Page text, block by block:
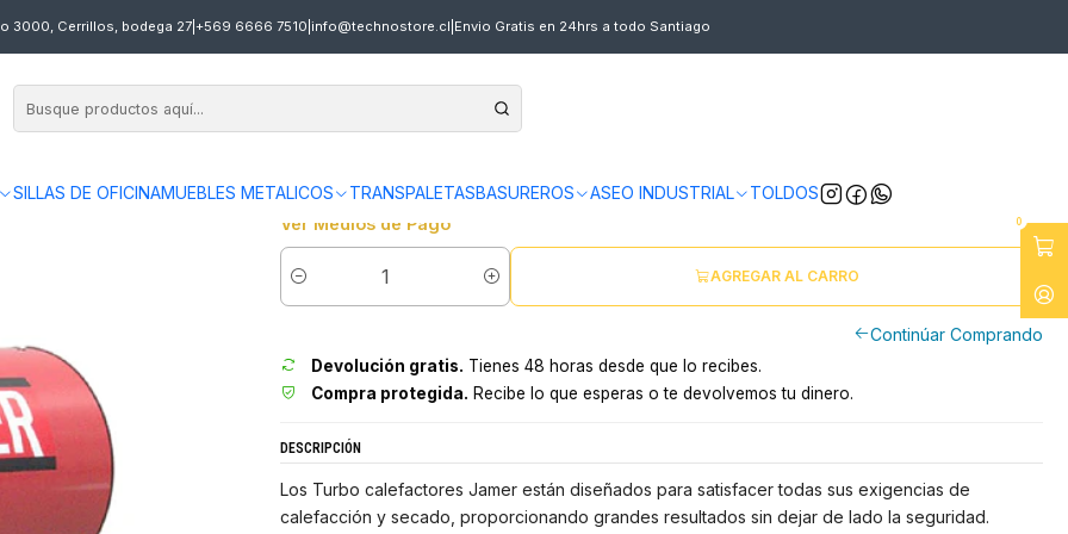
SILLAS DE OFICINAMUEBLES METALICOS TRANSPALETASBASUREROS ASEO INDUSTRIAL TOLDOS
0
3000, Cerrillos, bodega 27| +569 6666 7510 info@technostore.cl Envio Gratis en 24hrs a todo Santiago
A GAS 15 KW JAMER
TURBO CALEFACTOR A GAS 15 KW JAMER
Envíos gratis en 24 hrs en Santiagoy a provincias por pagar
Ver Medios de Pago
Cantidad
AGREGAR AL CARRO
Continúar Comprando
Devolución gratis. Tienes 48 horas desde que lo recibes.
Compra protegida. Recibe lo que esperas o te devolvemos tu dinero.
DESCRIPCIÓN
Los Turbo calefactores Jamer están diseñados para satisfacer todas sus exigencias de
calefacción y secado, proporcionando grandes resultados sin dejar de lado la seguridad.